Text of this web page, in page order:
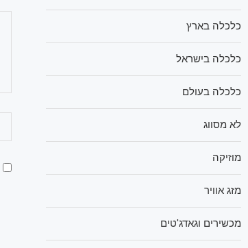
כלכלה בארץ
כלכלה בישראל
כלכלה בעולם
לא מסווג
מוזיקה
מזג אוויר
מכשירים וגאדג'טים